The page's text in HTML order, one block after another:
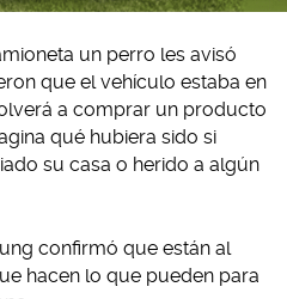
un perro les avisó
que el vehículo estaba en
a comprar un producto
qué hubiera sido si
su casa o herido a algún
confirmó que están al
hacen lo que pueden para